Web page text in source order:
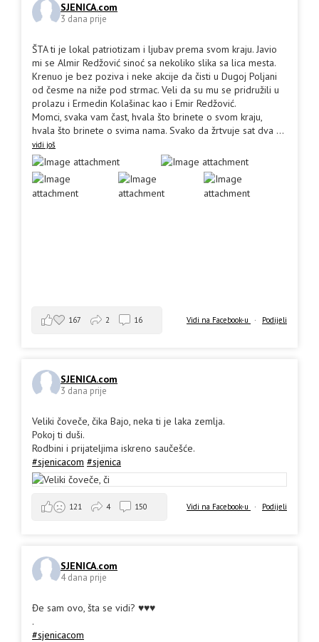
SJENICA.com
3 dana prije
ŠTA ti je lokal patriotizam i ljubav prema svom kraju. Javio
mi se Almir Redžović sinoć sa nekoliko slika sa lica mesta.
Krenuo je bez poziva i neke akcije da čisti u Dugoj Poljani
od česme na niže pod strmac. Veli da su mu se pridružili u
prolazu i Ermedin Kolašinac kao i Emir Redžović.
Momci, svaka vam čast, hvala što brinete o svom kraju,
hvala što brinete o svima nama. Svako da žrtvuje sat dva ...
vidi još
Vidi na Facebook-u · Podijeli
167 2 16
SJENICA.com
3 dana prije
Veliki čoveče, čika Bajo, neka ti je laka zemlja.
Pokoj ti duši.
Rodbini i prijateljima iskreno saučešće.
#sjenicacom #sjenica
Vidi na Facebook-u · Podijeli
121 4 150
SJENICA.com
4 dana prije
Đe sam ovo, šta se vidi? ♥️♥️♥️
.
#sjenicacom